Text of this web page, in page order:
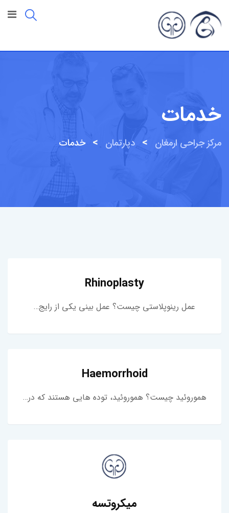
محتوا
خدمات
مرکز جراحی ارمغان > دپارتمان > خدمات
Rhinoplasty
عمل رینوپلاستی چیست؟ عمل بینی یکی از رایج…
Haemorrhoid
هموروئید چیست؟ هموروئید، توده هایی هستند که در…
میکروتسه